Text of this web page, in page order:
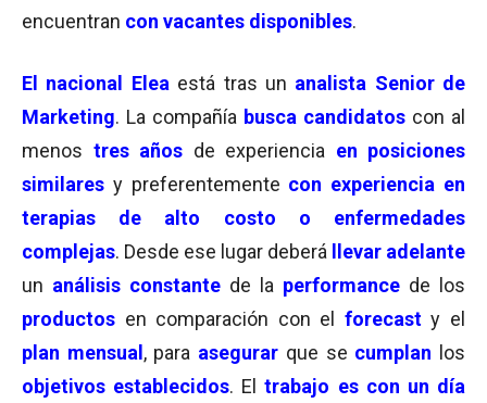
encuentran con vacantes disponibles.
El nacional Elea está tras un analista Senior de
Marketing. La compañía busca candidatos con al
menos tres años de experiencia en posiciones
similares y preferentemente con experiencia en
terapias de alto costo o enfermedades
complejas. Desde ese lugar deberá llevar adelante
un análisis constante de la performance de los
productos en comparación con el forecast y el
plan mensual , para asegurar que se cumplan
los
objetivos establecidos. El trabajo es con un día